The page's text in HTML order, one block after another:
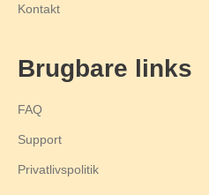
Kontakt
Brugbare links
FAQ
Support
Privatlivspolitik